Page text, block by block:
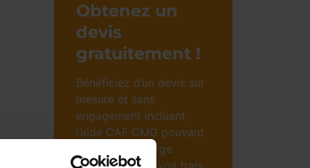
Obtenez un
devis
gratuitement !
Bénéficiez d’un devis sur
mesure et sans
engagement incluant
l’aide CAF CMG pouvant
prendre en charge
jusqu’à 85% de vos frais